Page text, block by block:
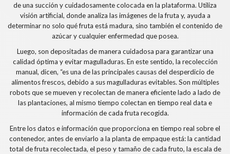
de una succión y cuidadosamente colocada en la plataforma. Utiliza
visión artificial, donde analiza las imágenes de la fruta y, ayuda a
determinar no solo qué fruta está madura, sino también el contenido de
azúcar y cualquier enfermedad que posea.
Luego, son depositadas de manera cuidadosa para garantizar una
calidad óptima y evitar magulladuras. En este sentido, la recolección
manual, dicen, “es una de las principales causas del desperdicio de
alimentos frescos, debido a sus magulladuras evitables. Son múltiples
robots que se mueven y recolectan de manera eficiente lado a lado de
las plantaciones, al mismo tiempo colectan en tiempo real data e
información de cada fruta recogida.
Entre los datos e información que proporciona en tiempo real sobre el
contenedor, antes de enviarlo a la planta de empaque está: la cantidad
total de fruta recolectada, el peso y tamaño de cada fruto, la escala de